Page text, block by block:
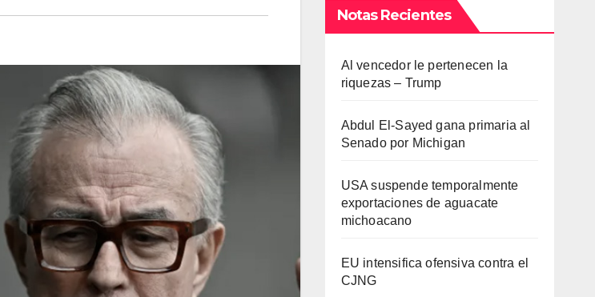
Notas Recientes
Al vencedor le pertenecen la
riquezas – Trump
Abdul El-Sayed gana primaria al
Senado por Michigan
USA suspende temporalmente
exportaciones de aguacate
michoacano
EU intensifica ofensiva contra el
CJNG